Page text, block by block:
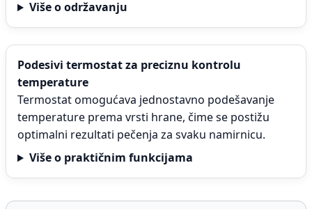
Više o održavanju
Podesivi termostat za preciznu kontrolu
temperature
Termostat omogućava jednostavno podešavanje
temperature prema vrsti hrane, čime se postižu
optimalni rezultati pečenja za svaku namirnicu.
Više o praktičnim funkcijama